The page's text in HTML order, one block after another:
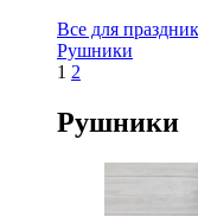
Все для
Рушники
1 2
Рушники